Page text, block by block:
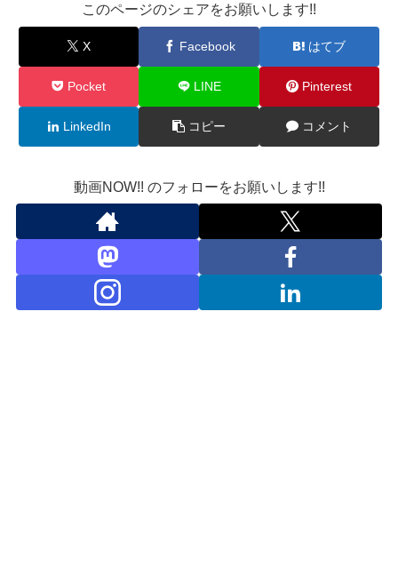
このページのシェアをお願いします!!
X Facebook はてブ
Pocket LINE Pinterest
LinkedIn コピー コメント
動画NOW!! のフォローをお願いします!!